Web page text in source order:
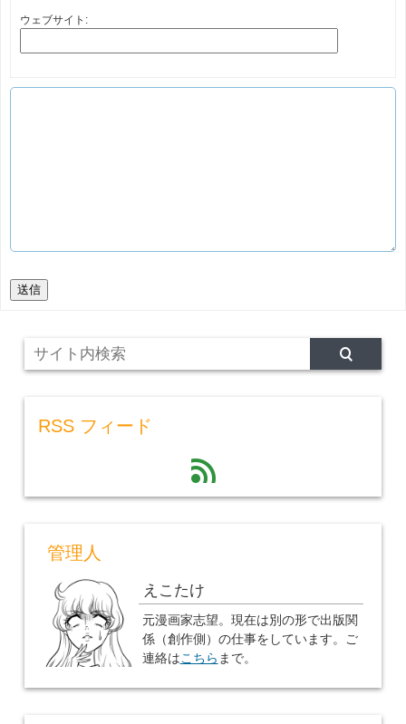
ウェブサイト:
送信
RSS フィード
feed
管理人
えこたけ
元漫画家志望。現在は別の形で出版関
係（創作側）の仕事をしています。ご
連絡はこちら まで。